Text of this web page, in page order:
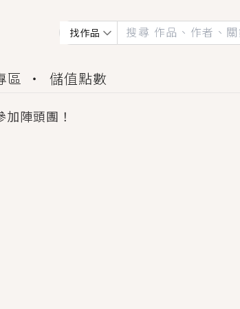
找作品
區 儲值點數
陣頭團！
與獨享福利！
！前夫失憶移情別戀，她頭也不回找
兩位少女，今夏最推純愛GL漫畫！
力，已中毒Σ>―(〃°ω°〃)♡→
竟是屬於他的停屍櫃？！
他的一生將不由自主追逐著她……